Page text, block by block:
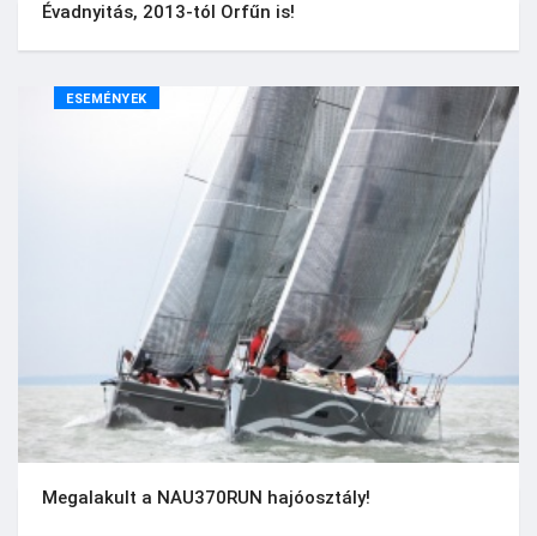
Évadnyitás, 2013-tól Orfűn is!
ESEMÉNYEK
Megalakult a NAU370RUN hajóosztály!